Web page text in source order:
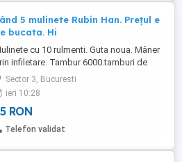
5 mulinete Rubin Han. Prețul e
bucata. Hi
cu 10 rulmenti. Guta noua. Mâner
infiletare. Tambur 6000.tamburi de
Folosite de 9 ori. Prețul e pe
Sector 3, Bucuresti
ieri 10:28
RON
Telefon validat